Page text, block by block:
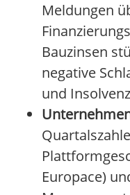
Meldungen
Bauzinsen
negative
und
Europace)